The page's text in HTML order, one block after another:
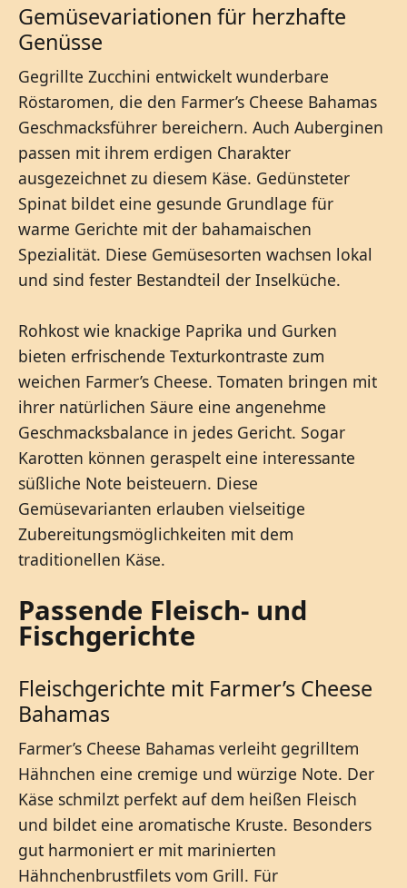
Gemüsevariationen für herzhafte
Genüsse
Gegrillte Zucchini entwickelt wunderbare
Röstaromen, die den Farmer’s Cheese Bahamas
Geschmacksführer bereichern. Auch Auberginen
passen mit ihrem erdigen Charakter
ausgezeichnet zu diesem Käse. Gedünsteter
Spinat bildet eine gesunde Grundlage für
warme Gerichte mit der bahamaischen
Spezialität. Diese Gemüsesorten wachsen lokal
und sind fester Bestandteil der Inselküche.
Rohkost wie knackige Paprika und Gurken
bieten erfrischende Texturkontraste zum
weichen Farmer’s Cheese. Tomaten bringen mit
ihrer natürlichen Säure eine angenehme
Geschmacksbalance in jedes Gericht. Sogar
Karotten können geraspelt eine interessante
süßliche Note beisteuern. Diese
Gemüsevarianten erlauben vielseitige
Zubereitungsmöglichkeiten mit dem
traditionellen Käse.
Passende Fleisch- und
Fischgerichte
Fleischgerichte mit Farmer’s Cheese
Bahamas
Farmer’s Cheese Bahamas verleiht gegrilltem
Hähnchen eine cremige und würzige Note. Der
Käse schmilzt perfekt auf dem heißen Fleisch
und bildet eine aromatische Kruste. Besonders
gut harmoniert er mit marinierten
Hähnchenbrustfilets vom Grill. Für